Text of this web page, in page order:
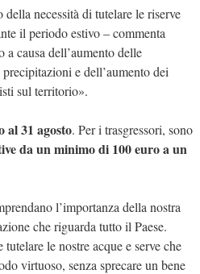
necessità di tutelare le riserve
il periodo estivo – commenta
causa dell’aumento delle
e dell’aumento dei
sul territorio».
al 31 agosto. Per i trasgressori, sono
da un minimo di 100 euro a un
l’importanza della nostra
che riguarda tutto il Paese.
le nostre acque e serve che
virtuoso, senza sprecare un bene